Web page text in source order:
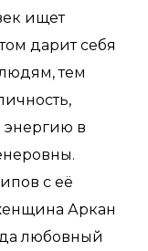
ищет
дарит себя
тем
энергию в
с её
Аркан
любовный